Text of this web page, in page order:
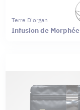
Terre D'organ
Infusion de Morphée